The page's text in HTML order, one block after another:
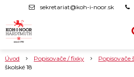
sekretariat@koh-i-noor.sk
Úvod Popisovače / fixky Popisovače
školské 18